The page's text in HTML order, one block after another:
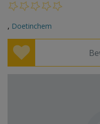
, Doetinchem